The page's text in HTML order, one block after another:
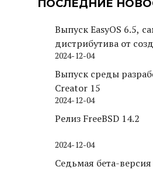
ПОСЛЕДНИЕ
Выпуск EasyOS 6.5,
дистрибутива от
Puppy Linux
2024-12-04
Выпуск среды
Creator 15
2024-12-04
Релиз FreeBSD 14.2
2024-12-04
Седьмая бета-